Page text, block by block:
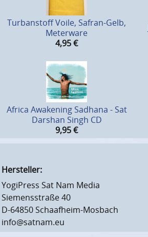
Turbanstoff Voile, Safran-Gelb,
Meterware
4,95€
Africa Awakening Sadhana - Sat
Darshan Singh CD
9,95€
Hersteller:
YogiPress Sat Nam Media
Siemensstraße 40
D-64850 Schaafheim-Mosbach
info@satnam.eu